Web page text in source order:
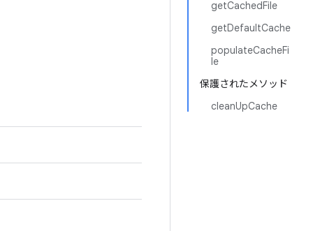
getCachedFile
getDefaultCache
populateCacheFi
le
保護されたメソッド
cleanUpCache